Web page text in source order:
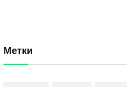
Метки